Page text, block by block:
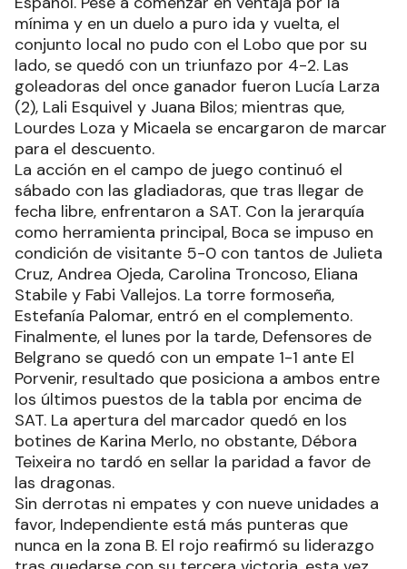
mínima y en un duelo a puro ida y vuelta, el
conjunto local no pudo con el Lobo que por su
lado, se quedó con un triunfazo por 4-2. Las
goleadoras del once ganador fueron Lucía Larza
(2), Lali Esquivel y Juana Bilos; mientras que,
Lourdes Loza y Micaela se encargaron de marcar
para el descuento.
La acción en el campo de juego continuó el
sábado con las gladiadoras, que tras llegar de
fecha libre, enfrentaron a SAT. Con la jerarquía
como herramienta principal, Boca se impuso en
condición de visitante 5-0 con tantos de Julieta
Cruz, Andrea Ojeda, Carolina Troncoso, Eliana
Stabile y Fabi Vallejos. La torre formoseña,
Estefanía Palomar, entró en el complemento.
Finalmente, el lunes por la tarde, Defensores de
Belgrano se quedó con un empate 1-1 ante El
Porvenir, resultado que posiciona a ambos entre
los últimos puestos de la tabla por encima de
SAT. La apertura del marcador quedó en los
botines de Karina Merlo, no obstante, Débora
Teixeira no tardó en sellar la paridad a favor de
las dragonas.
Sin derrotas ni empates y con nueve unidades a
favor, Independiente está más punteras que
nunca en la zona B. El rojo reafirmó su liderazgo